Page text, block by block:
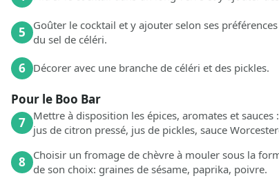
5
Goûter le cocktail et y ajouter selon ses
du sel de céléri.
6 Décorer avec une branche de céléri et des pickles.
Pour le Boo Bar
7 Mettre à disposition les épices, aromates et sauces
jus de citron pressé, jus de pickles, sauce
8 Choisir un fromage de chèvre à mouler sous la
de son choix: graines de sésame, paprika, poivre.